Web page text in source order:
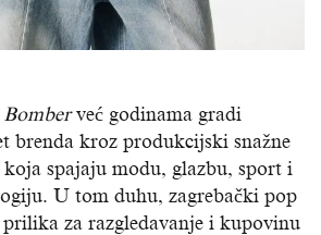
Bomberveć godinama gradi
brenda kroz produkcijski snažne
spajaju modu, glazbu, sport i
U tom duhu, zagrebački pop
za razgledavanje i kupovinu